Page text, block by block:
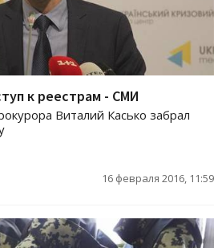
к реестрам - СМИ
Виталий Касько забрал
16 февраля 2016, 11:59